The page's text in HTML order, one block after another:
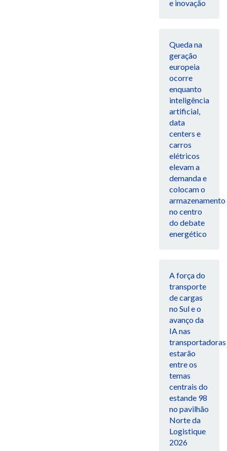
e inovação
Queda na
geração
europeia
ocorre
enquanto
inteligência
artificial,
data
centers e
carros
elétricos
elevam a
demanda e
colocam o
armazenamento
no centro
do debate
energético
A força do
transporte
de cargas
no Sul e o
avanço da
IA nas
transportadoras
estarão
entre os
temas
centrais do
estande 98
no pavilhão
Norte da
Logistique
2026